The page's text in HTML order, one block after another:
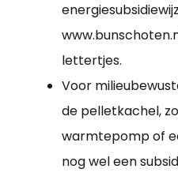
lettertjes.
Voor
de pelletkachel,
warmtepomp of
nog wel een